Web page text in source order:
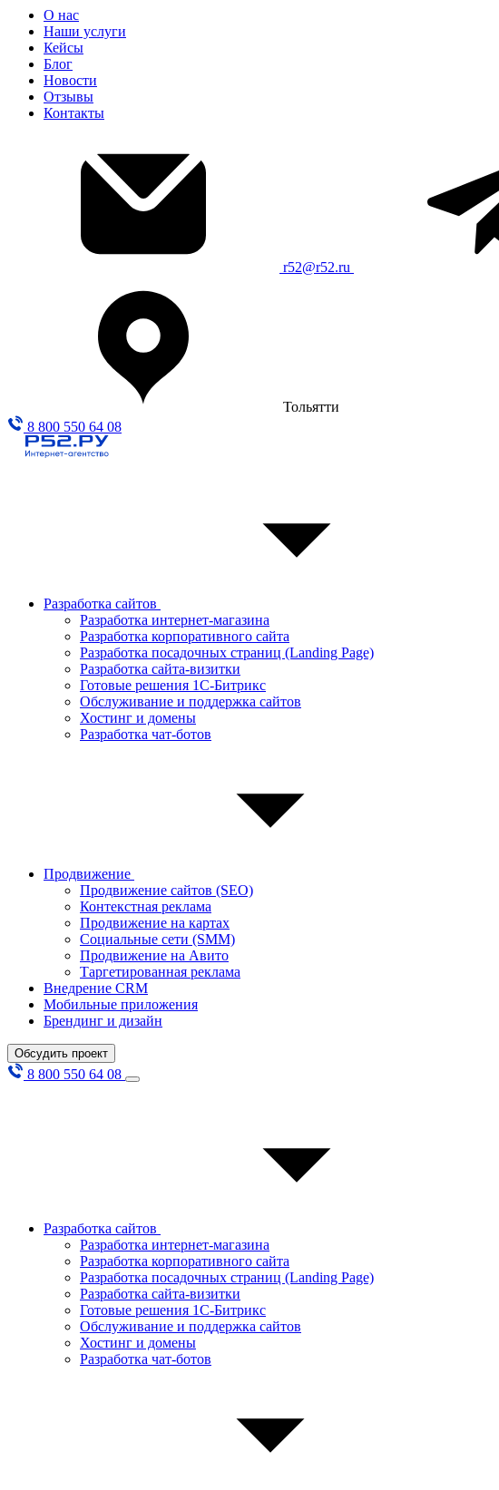
О нас
Наши услуги
Кейсы
Блог
Новости
Отзывы
Контакты
r52@r52.ru
Тольятти
8 800 550 64 08
Разработка сайтов
Разработка интернет-магазина
Разработка корпоративного сайта
Разработка посадочных страниц (Landing Page)
Разработка сайта-визитки
Готовые решения 1С-Битрикс
Обслуживание и поддержка сайтов
Хостинг и домены
Разработка чат-ботов
Продвижение
Продвижение сайтов (SEO)
Контекстная реклама
Продвижение на картах
Социальные сети (SMM)
Продвижение на Авито
Таргетированная реклама
Внедрение CRM
Мобильные приложения
Брендинг и дизайн
Обсудить проект
8 800 550 64 08
Разработка сайтов
Разработка интернет-магазина
Разработка корпоративного сайта
Разработка посадочных страниц (Landing Page)
Разработка сайта-визитки
Готовые решения 1С-Битрикс
Обслуживание и поддержка сайтов
Хостинг и домены
Разработка чат-ботов